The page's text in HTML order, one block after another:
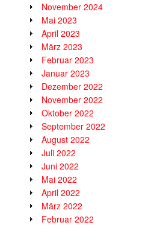
November 2024
Mai 2023
April 2023
März 2023
Februar 2023
Januar 2023
Dezember 2022
November 2022
Oktober 2022
September 2022
August 2022
Juli 2022
Juni 2022
Mai 2022
April 2022
März 2022
Februar 2022